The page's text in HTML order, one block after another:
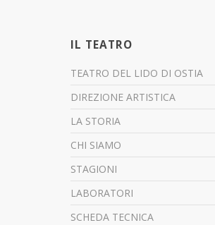
IL TEATRO
TEATRO DEL LIDO DI OSTIA
DIREZIONE ARTISTICA
LA STORIA
CHI SIAMO
STAGIONI
LABORATORI
SCHEDA TECNICA